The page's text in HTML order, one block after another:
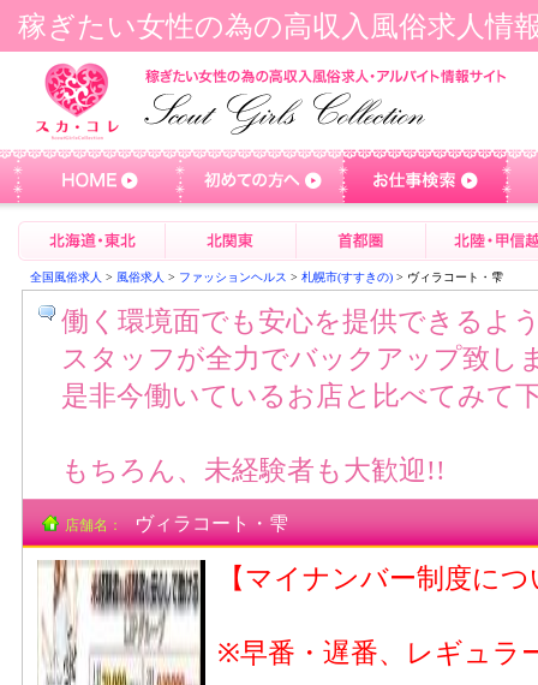
稼ぎたい女性の為の高収入風俗求人情
全国風俗求人 > 風俗求人 > ファッションヘルス > 札幌市(すすきの) > ヴィラコート・雫
働く環境面でも安心を提供できるよ
スタッフが全力でバックアップ致し
是非今働いているお店と比べてみて
もちろん、未経験者も大歓迎!!
店舗名： ヴィラコート・雫
【マイナンバー制度に
※早番・遅番、レギュラ